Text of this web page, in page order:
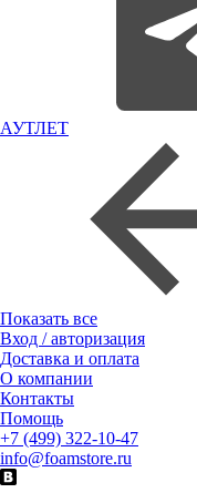
АУТЛЕТ
Показать все
Вход / авторизация
Доставка и оплата
О компании
Контакты
Помощь
+7 (499) 322-10-47
info@foamstore.ru